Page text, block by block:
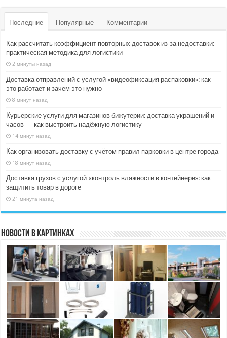
Последние Популярные Комментарии
Как рассчитать коэффициент повторных доставок из‑за недоставки:
практическая методика для логистики
2 минуты назад
Доставка отправлений с услугой «видеофиксация распаковки»: как
это работает и зачем это нужно
8 минут назад
Курьерские услуги для магазинов бижутерии: доставка украшений и
часов — как выстроить надёжную логистику
14 минут назад
Как организовать доставку с учётом правил парковки в центре города
18 минут назад
Доставка грузов с услугой «контроль влажности в контейнере»: как
защитить товар в дороге
21 минута назад
Новости в картинках